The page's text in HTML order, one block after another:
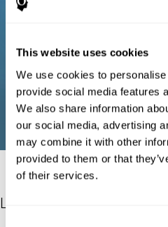
This website uses cookies
We use cookies to
provide social media features
We also share information
our social media, advertising
may combine it with other
provided to them or that
of their services.
Les références